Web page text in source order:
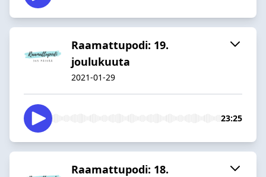
Raamattupodi: 19.
joulukuuta
2021-01-29
23:25
Raamattupodi: 18.